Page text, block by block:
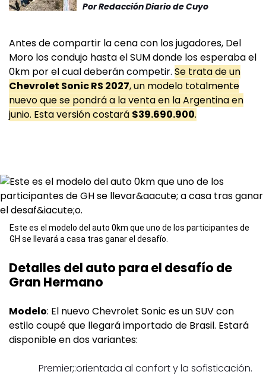
PorRedacción Diario de Cuyo
Antes de compartir la cena con los jugadores, Del
Moro los condujo hasta el SUM donde los esperaba el
0km por el cual deberán competir. Se trata de un
Chevrolet Sonic RS 2027, un modelo totalmente
nuevo que se pondrá a la venta en la Argentina en
junio. Esta versión costará $39.690.900.
Este es el modelo del auto 0km que uno de los participantes de
GH se llevará a casa tras ganar el desafío.
Detalles del auto para el desafío de
Gran Hermano
Modelo: El nuevo Chevrolet Sonic es un SUV con
estilo coupé que llegará importado de Brasil. Estará
disponible en dos variantes:
Premier;:orientada al confort y la sofisticación.